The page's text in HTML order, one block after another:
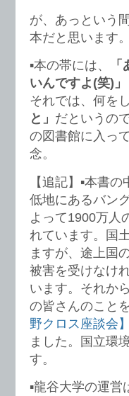
が、あっという
本だと思います。
▪️本の帯には、
いんですよ(笑)」
それでは、何を
と」 だというの
の図書館に入っ
念。
【追記】▪️本書
低地にあるバン
よって1900万人
れています。国
ますが、途上国
被害を受けなけ
います。それか
の皆さんのこと
野クロス座談会
ました。国立環
す。
▪️龍谷大学の運